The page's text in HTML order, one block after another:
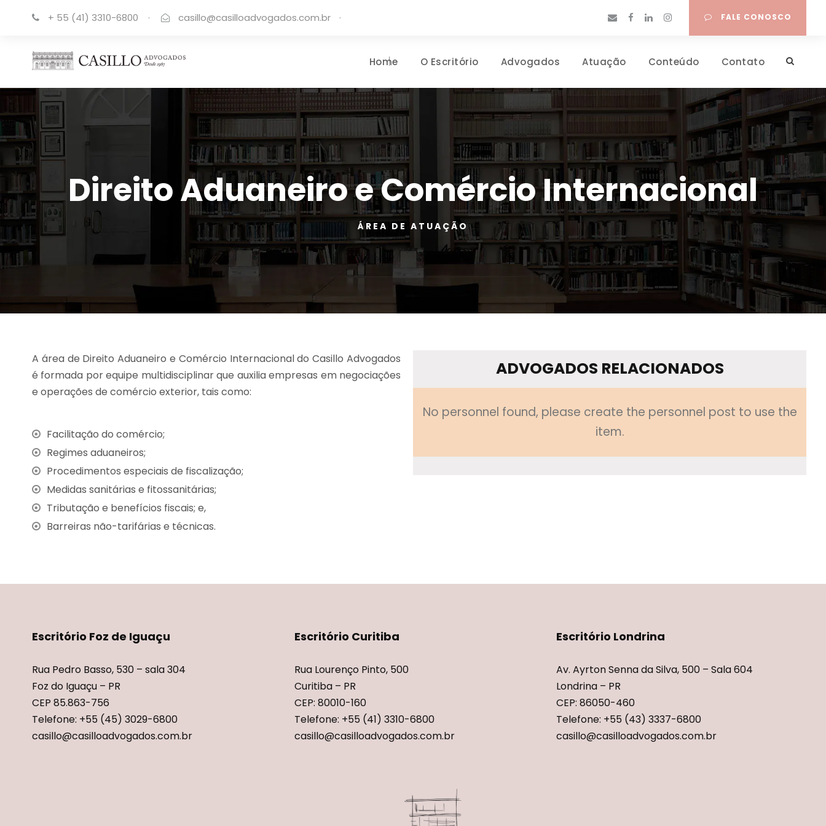
+ 55 (41) 3310-6800 · casillo@casilloadvogados.com.br · FALE CONOSCO
Home O Escritório Advogados Atuação Conteúdo Contato
Direito Aduaneiro e Comércio Internacional
ÁREA DE ATUAÇÃO
A área de Direito Aduaneiro e Comércio Internacional do Casillo Advogados
é formada por equipe multidisciplinar que auxilia empresas em negociações
e operações de comércio exterior, tais como:
Facilitação do comércio;
Regimes aduaneiros;
Procedimentos especiais de fiscalização;
Medidas sanitárias e fitossanitárias;
Tributação e benefícios fiscais; e,
Barreiras não-tarifárias e técnicas.
ADVOGADOS RELACIONADOS
No personnel found, please create the personnel post to use the
item.
Escritório Foz de Iguaçu
Rua Pedro Basso, 530 – sala 304
Foz do Iguaçu – PR
CEP 85.863-756
Telefone: +55 (45) 3029-6800
casillo@casilloadvogados.com.br
Escritório Curitiba
Rua Lourenço Pinto, 500
Curitiba – PR
CEP: 80010-160
Telefone: +55 (41) 3310-6800
casillo@casilloadvogados.com.br
Escritório Londrina
Av. Ayrton Senna da Silva, 500 – Sala 604
Londrina – PR
CEP: 86050-460
Telefone: +55 (43) 3337-6800
casillo@casilloadvogados.com.br